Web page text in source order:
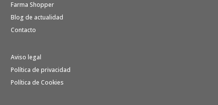
Farma Shopper
Blog de actualidad
Contacto
Aviso legal
Política de privacidad
Política de Cookies